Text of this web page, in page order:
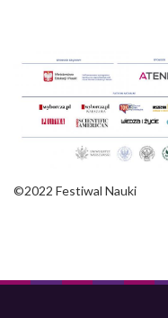
©2022 Festiwal Nauki